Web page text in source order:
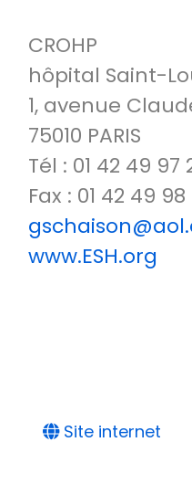
CROHP
hôpital Saint-
1, avenue
75010 PARIS
Tél : 01 42 49 97
Fax : 01 42 49 98
www.ESH.org
Site internet